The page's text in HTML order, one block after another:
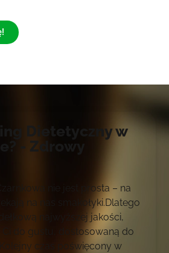
Dietetyczny w
- Zdrowy
nie jest prosta – na
na nas smakołyki.Dlatego
najwyższej jakości,
do gustu, dostosowaną do
czas poświęcony w